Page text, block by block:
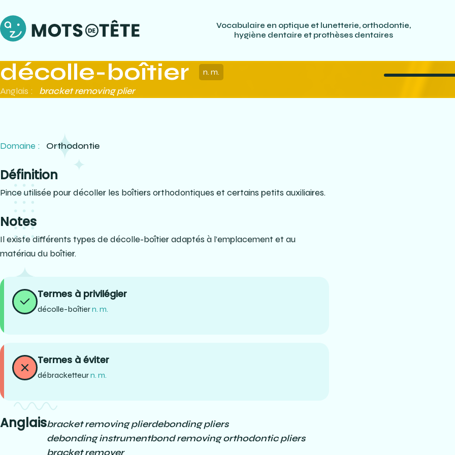
Vocabulaire en optique et lunetterie, orthodontie,
hygiène dentaire et prothèses dentaires
décolle-boîtier n. m.
Anglais : bracket removing plier
Domaine : Orthodontie
Définition
Pince utilisée pour décoller les boîtiers orthodontiques et certains petits auxiliaires.
Notes
Il existe différents types de décolle-boîtier adaptés à l’emplacement et au
matériau du boîtier.
Termes à privilégier
décolle-boîtiern. m.
Termes à éviter
débracketteurn. m.
Anglaisbracket removing plierdebonding pliers
debonding instrumentbond removing orthodontic pliers
bracket remover